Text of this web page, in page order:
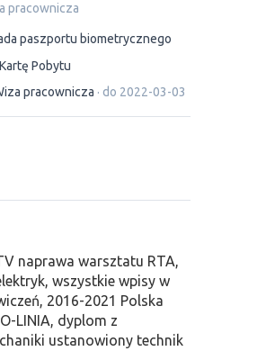
pracownicza
paszportu biometrycznego
Pobytu
pracownicza · do 2022-03-03
naprawa warsztatu RTA,
wszystkie wpisy w
2016-2021 Polska
LINIA, dyplom z
ustanowiony technik